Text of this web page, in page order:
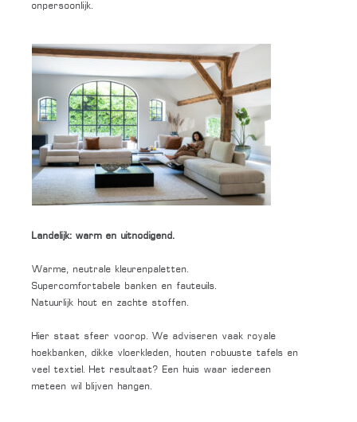
onpersoonlijk.
Landelijk: warm en uitnodigend.
Warme, neutrale kleurenpaletten.
Supercomfortabele banken en fauteuils.
Natuurlijk hout en zachte stoffen.
Hier staat sfeer voorop. We adviseren vaak royale
hoekbanken, dikke vloerkleden, houten robuuste tafels en
veel textiel. Het resultaat? Een huis waar iedereen
meteen wil blijven hangen.